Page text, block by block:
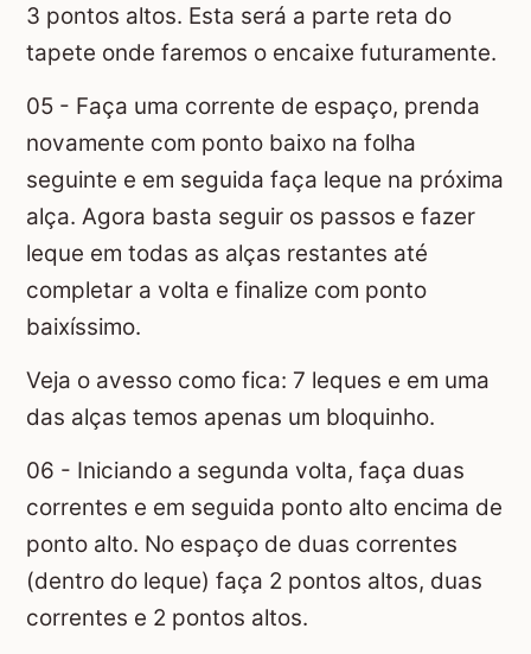
3 pontos altos. Esta será a parte reta do
tapete onde faremos o encaixe futuramente.
05 - Faça uma corrente de espaço, prenda
novamente com ponto baixo na folha
seguinte e em seguida faça leque na próxima
alça. Agora basta seguir os passos e fazer
leque em todas as alças restantes até
completar a volta e finalize com ponto
baixíssimo.
Veja o avesso como fica: 7 leques e em uma
das alças temos apenas um bloquinho.
06 - Iniciando a segunda volta, faça duas
correntes e em seguida ponto alto encima de
ponto alto. No espaço de duas correntes
(dentro do leque) faça 2 pontos altos, duas
correntes e 2 pontos altos.